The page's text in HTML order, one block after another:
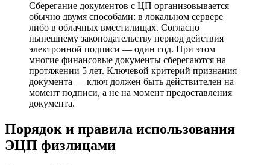
Сберегание документов с ЦП организовывается
обычно двумя способами: в локальном сервере
либо в облачных вместилищах. Согласно
нынешнему законодательству период действия
электронной подписи — один год. При этом
многие финансовые документы сберегаются на
протяжении 5 лет. Ключевой критерий признания
документа — ключ должен быть действителен на
момент подписи, а не на момент предоставления
документа.
Порядок и правила использования
ЭЦП физлицами